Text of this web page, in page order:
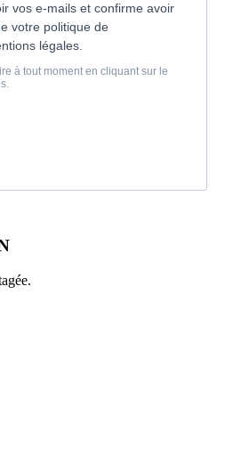
vos e-mails et confirme avoir
votre politique de
légales.
à tout moment en cliquant sur le